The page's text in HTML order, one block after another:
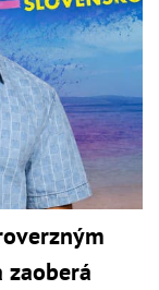
zaoberá